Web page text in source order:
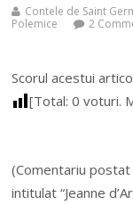
Contele de Saint
Polemice
2
Scorul acestui
[Total:0 voturi.
(Comentariu postat
intitulat “Jeanne